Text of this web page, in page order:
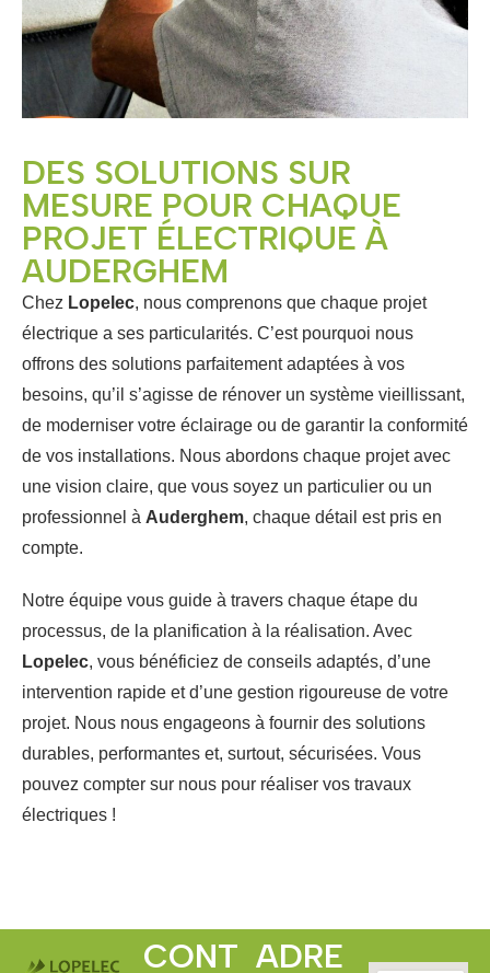
DES SOLUTIONS SUR
MESURE POUR CHAQUE
PROJET ÉLECTRIQUE À
AUDERGHEM
Chez Lopelec, nous comprenons que chaque projet
électrique a ses particularités. C’est pourquoi nous
offrons des solutions parfaitement adaptées à vos
besoins, qu’il s’agisse de rénover un système vieillissant,
de moderniser votre éclairage ou de garantir la conformité
de vos installations. Nous abordons chaque projet avec
une vision claire, que vous soyez un particulier ou un
professionnel à Auderghem, chaque détail est pris en
compte.
Notre équipe vous guide à travers chaque étape du
processus, de la planification à la réalisation. Avec
Lopelec, vous bénéficiez de conseils adaptés, d’une
intervention rapide et d’une gestion rigoureuse de votre
projet. Nous nous engageons à fournir des solutions
durables, performantes et, surtout, sécurisées. Vous
pouvez compter sur nous pour réaliser vos travaux
électriques !
CONT ADRE